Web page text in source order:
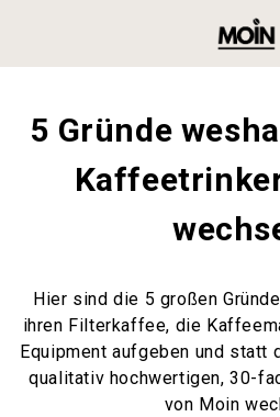
5 Gründe
Hier sind die 5 großen
ihren Filterkaffee, die
Equipment aufgeben und statt
qualitativ hochwertigen, 30-
von Moin